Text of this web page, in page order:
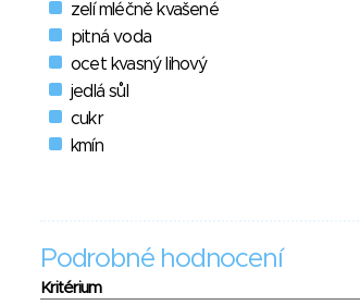
zelí mléčně kvašené
pitná voda
ocet kvasný lihový
jedlá sůl
cukr
kmín
Podrobné hodnocení
Kritérium